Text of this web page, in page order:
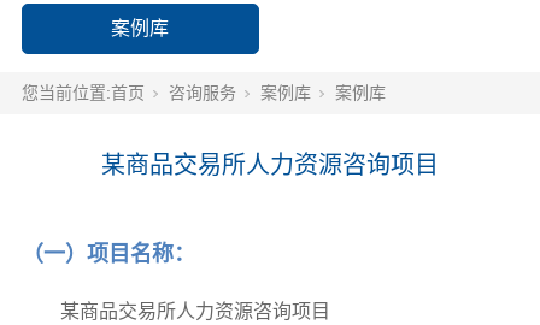
案例库
您当前位置:首页 咨询服务 案例库 案例库
某商品交易所人力资源咨询项目
（一）项目名称：
某商品交易所人力资源咨询项目